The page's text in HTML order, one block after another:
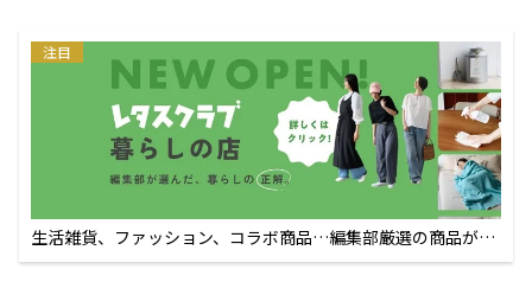
注目
生活雑貨、ファッション、コラボ商品…編集部厳選の商品が買
えるECサイト